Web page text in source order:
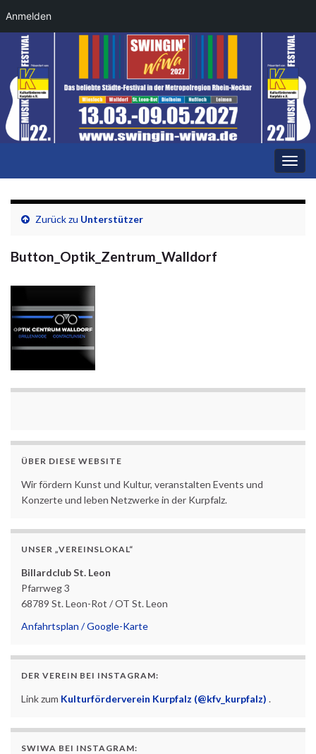
Anmelden
Zurück zu Unterstützer
Button_Optik_Zentrum_Walldorf
ÜBER DIESE WEBSITE
Wir fördern Kunst und Kultur, veranstalten Events und
Konzerte und leben Netzwerke in der Kurpfalz.
UNSER „VEREINSLOKAL“
Billardclub St. Leon
Pfarrweg 3
68789 St. Leon-Rot / OT St. Leon
Anfahrtsplan / Google-Karte
DER VEREIN BEI INSTAGRAM:
Link zum Kulturförderverein Kurpfalz (@kfv_kurpfalz) .
SWIWA BEI INSTAGRAM: